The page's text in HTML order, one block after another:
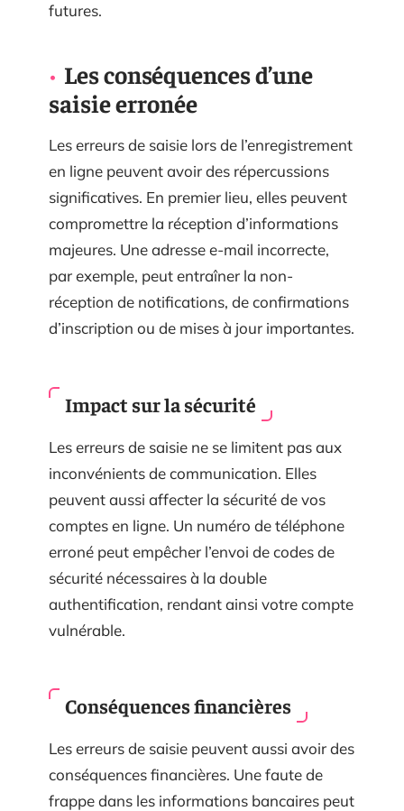
futures.
Les conséquences d’une
saisie erronée
Les erreurs de saisie lors de l’enregistrement
en ligne peuvent avoir des répercussions
significatives. En premier lieu, elles peuvent
compromettre la réception d’informations
majeures. Une adresse e-mail incorrecte,
par exemple, peut entraîner la non-
réception de notifications, de confirmations
d’inscription ou de mises à jour importantes.
Impact sur la sécurité
Les erreurs de saisie ne se limitent pas aux
inconvénients de communication. Elles
peuvent aussi affecter la sécurité de vos
comptes en ligne. Un numéro de téléphone
erroné peut empêcher l’envoi de codes de
sécurité nécessaires à la double
authentification, rendant ainsi votre compte
vulnérable.
Conséquences financières
Les erreurs de saisie peuvent aussi avoir des
conséquences financières. Une faute de
frappe dans les informations bancaires peut